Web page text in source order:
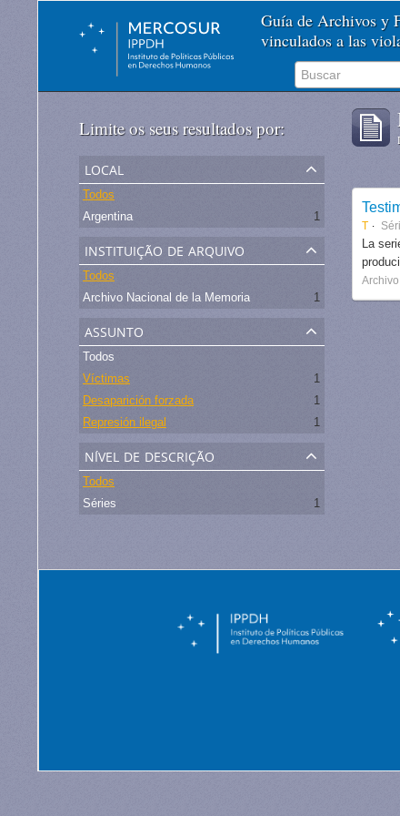
Guía de Archivos y
vinculados a las
Limite os seus resultados por:
local
Todos
Argentina
1
instituição de arquivo
Todos
Archivo Nacional de la Memoria
1
assunto
Todos
Víctimas
1
Desaparición forzada
1
Represión ilegal
1
nível de descrição
Todos
Séries
1
T
La